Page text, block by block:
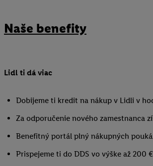
Naše benefity
Lidl ti dá viac
Dobijeme ti kredit na nákup v Lidli v
Za odporučenie nového zamestnanca
Benefitný portál plný nákupných
Prispejeme ti do DDS vo výške až 200